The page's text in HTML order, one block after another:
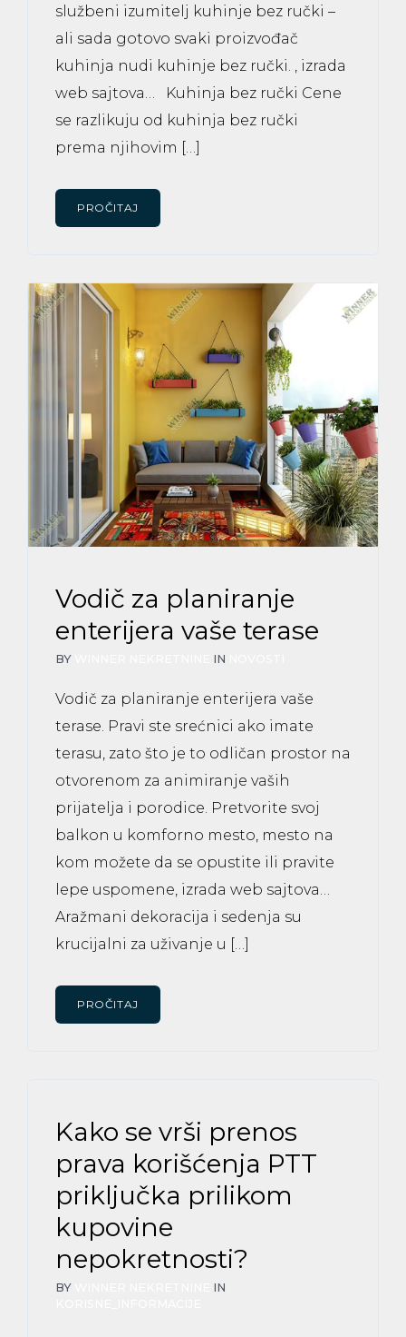
službeni izumitelj kuhinje bez ručki –
ali sada gotovo svaki proizvođač
kuhinja nudi kuhinje bez ručki. , izrada
web sajtova… Kuhinja bez ručki Cene
se razlikuju od kuhinja bez ručki
prema njihovim […]
PROČITAJ
Vodič za planiranje
enterijera vaše terase
BY IN
Vodič za planiranje enterijera vaše
terase. Pravi ste srećnici ako imate
terasu, zato što je to odličan prostor na
otvorenom za animiranje vaših
prijatelja i porodice. Pretvorite svoj
balkon u komforno mesto, mesto na
kom možete da se opustite ili pravite
lepe uspomene, izrada web sajtova…
Aražmani dekoracija i sedenja su
krucijalni za uživanje u […]
PROČITAJ
Kako se vrši prenos
prava korišćenja PTT
priključka prilikom
kupovine
nepokretnosti?
BY
IN